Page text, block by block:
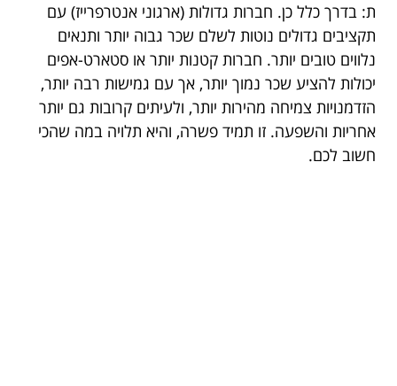
ת: בדרך כלל כן. חברות גדולות (ארגוני אנטרפרייז) עם
תקציבים גדולים נוטות לשלם שכר גבוה יותר ותנאים
נלווים טובים יותר. חברות קטנות יותר או סטארט-אפים
יכולות להציע שכר נמוך יותר, אך עם גמישות רבה יותר,
הזדמנויות צמיחה מהירות יותר, ולעיתים קרובות גם יותר
אחריות והשפעה. זו תמיד פשרה, והיא תלויה במה שהכי
חשוב לכם.